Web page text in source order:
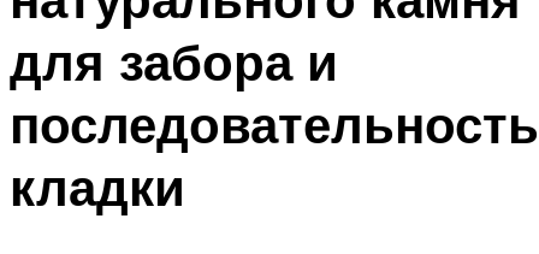
для забора и
последовательность
кладки